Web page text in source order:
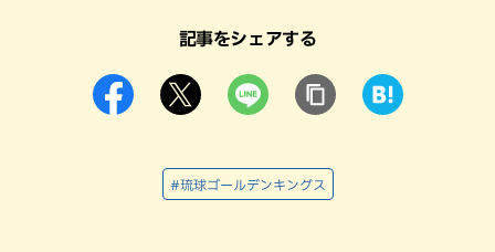
記事をシェアする
#琉球ゴールデンキングス